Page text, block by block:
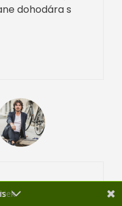
dohodára s